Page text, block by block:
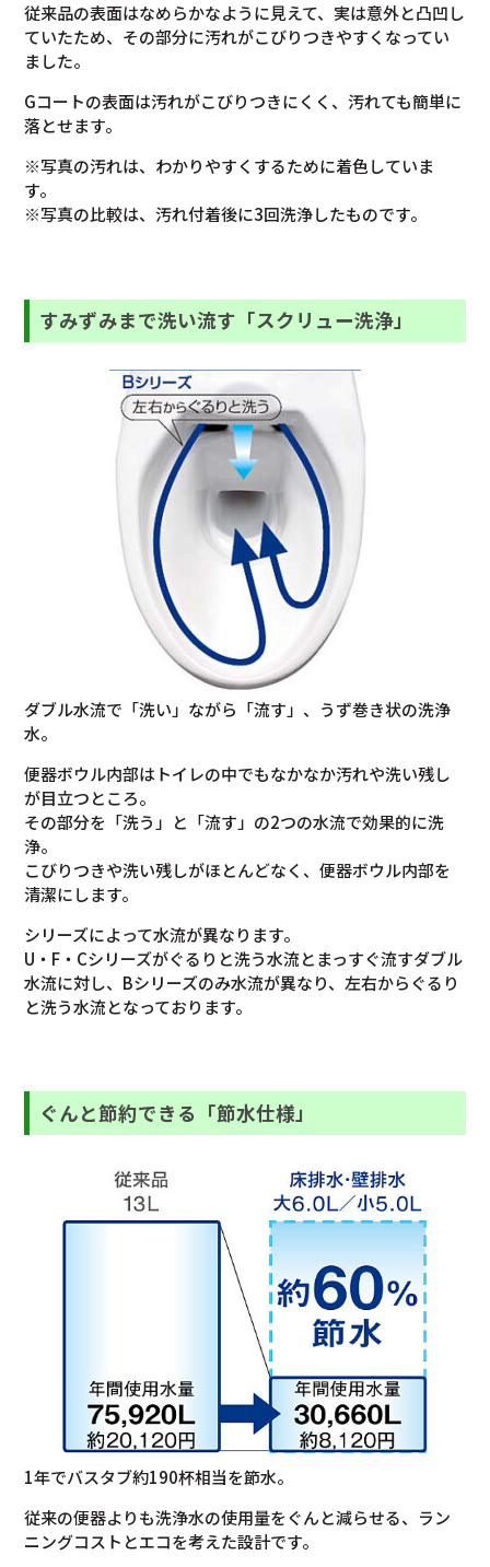
従来品の表面はなめらかなように見えて、実は意外と凸凹し
ていたため、その部分に汚れがこびりつきやすくなってい
ました。
Gコートの表面は汚れがこびりつきにくく、汚れても簡単に
落とせます。
※写真の汚れは、わかりやすくするために着色していま
す。
※写真の比較は、汚れ付着後に3回洗浄したものです。
すみずみまで洗い流す「スクリュー洗浄」
ダブル水流で「洗い」ながら「流す」、うず巻き状の洗浄
水。
便器ボウル内部はトイレの中でもなかなか汚れや洗い残し
が目立つところ。
その部分を「洗う」と「流す」の2つの水流で効果的に洗
浄。
こびりつきや洗い残しがほとんどなく、便器ボウル内部を
清潔にします。
シリーズによって水流が異なります。
U・F・Cシリーズがぐるりと洗う水流とまっすぐ流すダブル
水流に対し、Bシリーズのみ水流が異なり、左右からぐるり
と洗う水流となっております。
ぐんと節約できる「節水仕様」
1年でバスタブ約190杯相当を節水。
従来の便器よりも洗浄水の使用量をぐんと減らせる、ラン
ニングコストとエコを考えた設計です。